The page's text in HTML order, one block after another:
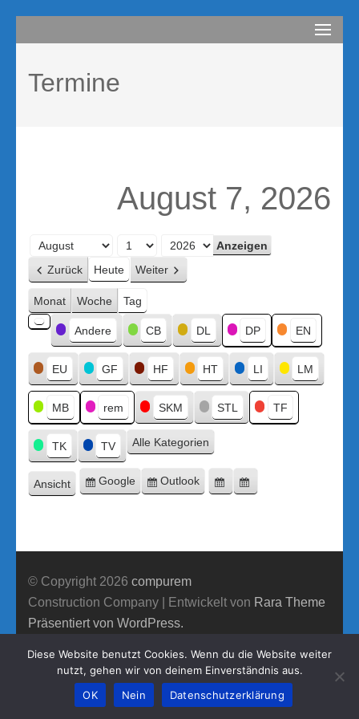
Inhalt
(Enter
drücken)
compurem
Termine
August 7, 2026
Monat
Tag
Jahr
Zurück Heute Weiter
Monat Woche Tag
Kategorien
Kategorie
ohne
Titel
Andere CB DL DP EN
EU GF HF HT LI LM
MB rem SKM STL TF
TK TV Alle Kategorien
Ansicht ausdrucken
Eintragen
Google
Eintragen
Outlook
Google-
© Copyright 2026 compurem
Construction Company | Entwickelt von Rara Theme
Präsentiert von WordPress.
Diese Website benutzt Cookies. Wenn du die Website weiter
nutzt, gehen wir von deinem Einverständnis aus.
OK
Nein Datenschutzerklärung